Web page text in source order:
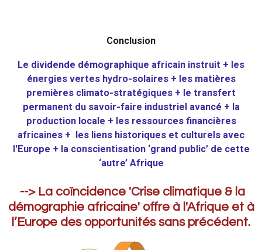
Conclusion
Le dividende démographique africain instruit + les
énergies vertes hydro-solaires + les matières
premières climato-stratégiques + le transfert
permanent du savoir-faire industriel avancé + la
production locale + les ressources financières
africaines + les liens historiques et culturels avec
l'Europe + la conscientisation ‘grand public’ de cette
‘autre’ Afrique
--> La coïncidence 'Crise climatique & la
démographie africaine' offre à l'Afrique et à
l’Europe des opportunités sans précédent.